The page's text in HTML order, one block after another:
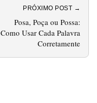
PRÓXIMO POST →
Posa, Poça ou Possa:
Como Usar Cada Palavra
Corretamente